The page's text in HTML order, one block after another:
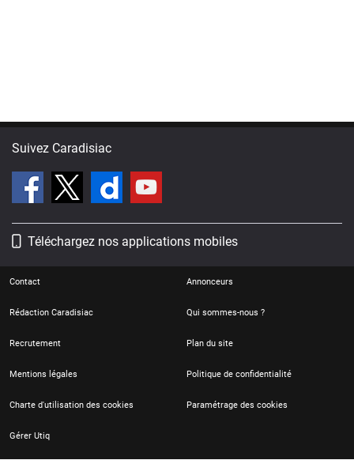
Suivez Caradisiac
Téléchargez nos applications mobiles
Contact Annonceurs
Rédaction Caradisiac Qui sommes-nous ?
Recrutement Plan du site
Mentions légales Politique de confidentialité
Charte d'utilisation des cookies Paramétrage des cookies
Gérer Utiq